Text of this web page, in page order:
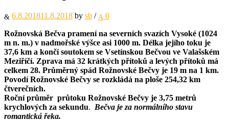
6.8.201811.8.2018 by sb / 0
Rožnovská Bečva pramení na severních svazích Vysoké (1024
m n. m.) v nadmořské výšce asi 1000 m. Délka jejího toku je
37,6 km a končí soutokem se Vsetínskou Bečvou ve Valašském
Meziříčí. Zprava má 32 krátkých přítoků a levých přítoků má
celkem 28. Průměrný spád Rožnovské Bečvy je 19 m na 1 km.
Povodí Rožnovské Bečvy se rozkládá na ploše 254,32 km
čtverečních.
Roční průměr průtoku Rožnovské Bečvy je 3,75 metrů
krychlových za sekundu. Bečva je za normálního stavu
romantická řeka.